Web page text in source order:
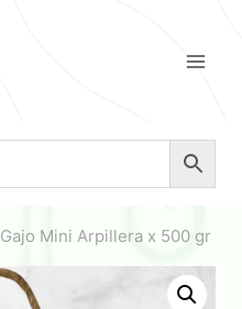
Gajo Mini Arpillera x 500 gr